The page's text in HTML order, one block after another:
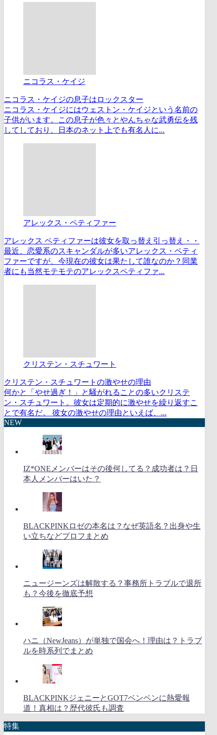
ニコラス・ケイジ
ニコラス・ケイジの息子はロックスター
ニコラス・ケイジにはウェストン・ケイジという名前の
子供がいます。この息子が色々とやんちゃな武勇伝を残
してしており、日本のネット上でも有名人に...
アレックス・ペティファー
アレックス ペティファーは彼女を取っ替え引っ替え・・
最近、恋愛系のスキャンダルが多いアレックス・ペティ
ファーですが、今現在の彼女は果たして誰なのか？同業
者にも当然モテモテのアレックスペティファ...
クリステン・スチュワート
クリステン・スチュワートの激やせの理由
何かと「やせ過ぎ！」と騒がれることの多いクリステ
ン・スチュワート。彼女は定期的に激やせを繰り返すこ
とで有名だ。 彼女の激やせの理由といえば、...
NEW
IZ*ONEメンバーはその後何してる？成功者は？日
本人メンバーはいた？
BLACKPINKロゼの本名は？なぜ英語名？出身や生
い立ちなどプロフまとめ
ニュージーンズは解散する？事務所トラブルで退所
も？今後を徹底予想
ハニ（NewJeans）が単独で国会へ！理由は？トラブ
ルを時系列でまとめ
BLACKPINKジェニーとGOT7ベンベンに熱愛報
道！真相は？歴代彼氏も調査
特集